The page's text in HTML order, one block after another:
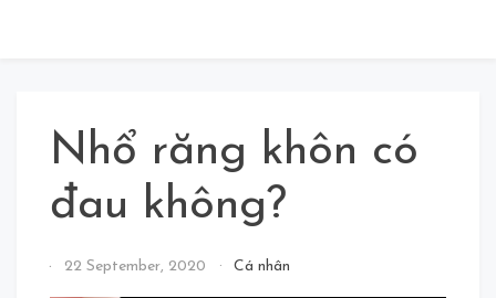
Nhổ răng khôn có
đau không?
By22 September, 2020 Cá nhân